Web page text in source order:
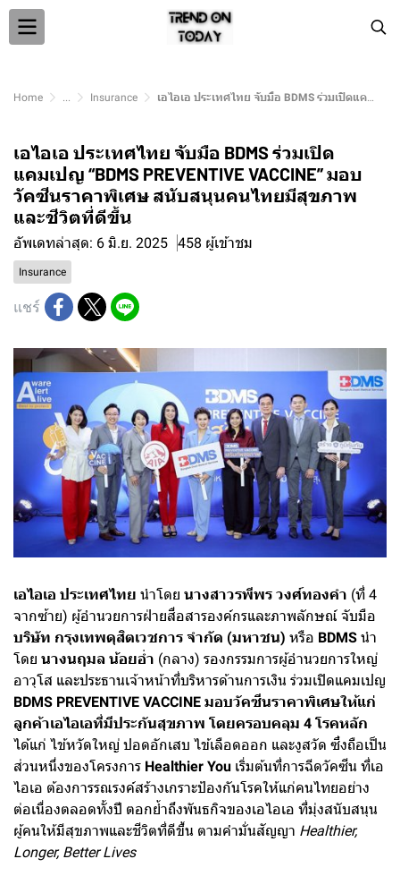
Home ... Insurance เอไอเอ ประเทศไทย จับมือ BDMS ร่วมเปิดแคมเปญ “BDMS PREVENTIVE VACCINE” มอบวัคซีนราคาพิเศษ สนับสนุนคนไทยมีสุขภาพและชีวิตที่ดีขึ้น
เอไอเอ ประเทศไทย จับมือ BDMS ร่วมเปิด
แคมเปญ “BDMS PREVENTIVE VACCINE” มอบ
วัคซีนราคาพิเศษ สนับสนุนคนไทยมีสุขภาพ
และชีวิตที่ดีขึ้น
อัพเดทล่าสุด: 6 มิ.ย. 2025 458 ผู้เข้าชม
Insurance
แชร์
เอไอเอ ประเทศไทย นำโดย นางสาวรพีพร วงศ์ทองคำ (ที่ 4
จากซ้าย) ผู้อำนวยการฝ่ายสื่อสารองค์กรและภาพลักษณ์ จับมือ
บริษัท กรุงเทพดุสิตเวชการ จำกัด (มหาชน) หรือ BDMS นำ
โดย นางนฤมล น้อยอ่ำ (กลาง) รองกรรมการผู้อำนวยการใหญ่
อาวุโส และประธานเจ้าหน้าที่บริหารด้านการเงิน ร่วมเปิดแคมเปญ
BDMS PREVENTIVE VACCINE มอบวัคซีนราคาพิเศษให้แก่
ลูกค้าเอไอเอที่มีประกันสุขภาพ โดยครอบคลุม 4 โรคหลัก
ได้แก่ ไข้หวัดใหญ่ ปอดอักเสบ ไข้เลือดออก และงูสวัด ซึ่งถือเป็น
ส่วนหนึ่งของโครงการ Healthier You เริ่มต้นที่การฉีดวัคซีน ที่เอ
ไอเอ ต้องการรณรงค์สร้างเกราะป้องกันโรคให้แก่คนไทยอย่าง
ต่อเนื่องตลอดทั้งปี ตอกย้ำถึงพันธกิจของเอไอเอ ที่มุ่งสนับสนุน
ผู้คนให้มีสุขภาพและชีวิตที่ดีขึ้น ตามคำมั่นสัญญา Healthier,
Longer, Better Lives